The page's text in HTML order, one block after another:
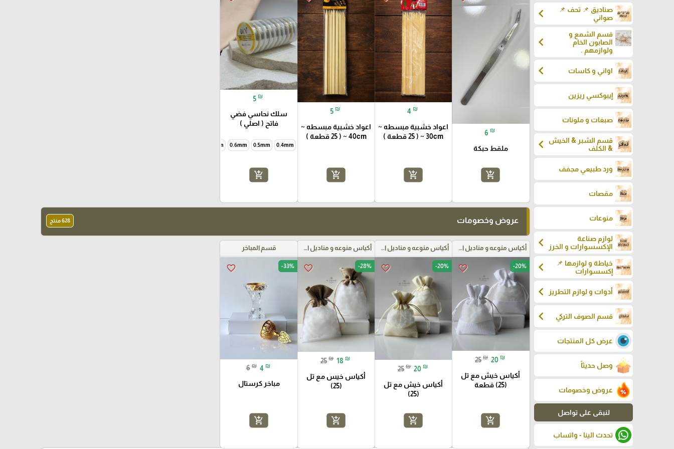
صناديق 📌 تحف 📌
صواني
chevron_left
قسم الشمع و
الصابون الخام
ولوازمهم .
chevron_left
اواني و كاسات chevron_left
إيبوكسي ريزين
صبغات و ملونات
قسم الشبر & الخيش
& الكلف
chevron_left
ورد طبيعي مجفف
مقصات
منوعات
لوازم صناعة
الإكسسوارات و الخرز
chevron_left
خياطة و لوازمها 📌
إكسسوارات
chevron_left
أدوات و لوازم التطريزchevron_left
قسم الصوف التركي chevron_left
عرض كل المنتجات
وصل حديثاً
عروض وخصومات
لنبقى على تواصل
تحدث الينا - واتساب
6 ₪
ملقط حبكة
add_shopping_cart
4 ₪
اعواد خشبية مبسطه ~
30cm ~ ( 25 قطعة )
add_shopping_cart
5 ₪
اعواد خشبية مبسطه ~
40cm ~ ( 25 قطعة )
add_shopping_cart
5 ₪
سلك نحاسي فضي
فاتح ( اصلي )
0.4mm
0.5mm
0.6mm
0.8mm
add_shopping_cart
عروض وخصومات 628 منتج
أكياس منوعه و مناديل اعراس
favorite_border -20%
25 ₪ 20 ₪
أكياس خيش مع تل
(25) قطعة
add_shopping_cart
أكياس منوعه و مناديل اعراس
favorite_border -20%
25 ₪ 20 ₪
أكياس خيش مع تل
(25)
add_shopping_cart
أكياس منوعه و مناديل اعراس
favorite_border -28%
25 ₪ 18 ₪
أكياس خيس مع تل
(25)
add_shopping_cart
قسم المباخر
favorite_border -33%
6 ₪ 4 ₪
مباخر كرستال
add_shopping_cart